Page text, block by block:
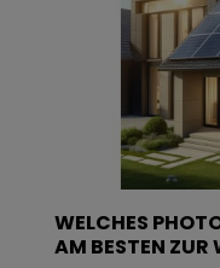
WELCHES
AM BESTEN ZUR